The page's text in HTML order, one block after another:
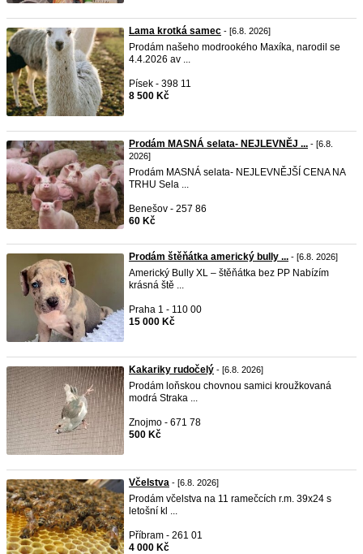
Lama krotká samec - [6.8. 2026]
Prodám našeho modrookého Maxíka, narodil se
4.4.2026 av ...
Písek - 398 11
8 500 Kč
Prodám MASNÁ selata- NEJLEVNĚJ ... - [6.8.
2026]
Prodám MASNÁ selata- NEJLEVNĚJŠÍ CENA NA
TRHU Sela ...
Benešov - 257 86
60 Kč
Prodám štěňátka americký bully ... - [6.8. 2026]
Americký Bully XL – štěňátka bez PP Nabízím
krásná ště ...
Praha 1 - 110 00
15 000 Kč
Kakariky rudočelý - [6.8. 2026]
Prodám loňskou chovnou samici kroužkovaná
modrá Straka ...
Znojmo - 671 78
500 Kč
Včelstva - [6.8. 2026]
Prodám včelstva na 11 ramečcích r.m. 39x24 s
letošní kl ...
Příbram - 261 01
4 000 Kč